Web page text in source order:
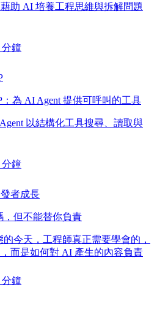
助 AI 培養工程思維與拆解問題
分鐘
：為 AI Agent 提供可呼叫的工具
以結構化工具搜尋、讀取與
分鐘
者成長
，但不能替你負責
今天，工程師真正需要學會的，
而是如何對 AI 產生的內容負責
分鐘